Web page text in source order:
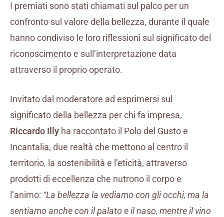
I premiati sono stati chiamati sul palco per un
confronto sul valore della bellezza, durante il quale
hanno condiviso le loro riflessioni sul significato del
riconoscimento e sull’interpretazione data
attraverso il proprio operato.
Invitato dal moderatore ad esprimersi sul
significato della bellezza per chi fa impresa,
Riccardo Illy ha raccontato il Polo del Gusto e
Incantalia, due realtà che mettono al centro il
territorio, la sostenibilità e l’eticità, attraverso
prodotti di eccellenza che nutrono il corpo e
l’animo: “La bellezza la vediamo con gli occhi, ma la
sentiamo anche con il palato e il naso, mentre il vino